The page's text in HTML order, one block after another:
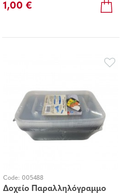
1,00 €
Code: 005488
Δοχείο Παραλληλόγραμμο